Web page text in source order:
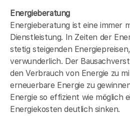
Energieberatung
Energieberatung ist eine immer
Dienstleistung. In Zeiten der
stetig steigenden
verwunderlich. Der
den Verbrauch von Energie zu
erneuerbare Energie zu
Energie so effizient wie möglich
Energiekosten deutlich sinken.